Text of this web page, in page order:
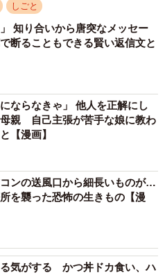
3/7
スクを数える（まるさん | IT×ビジネ
慣は、「1日の終わりに、先
。そんなことで本当に先送
信半疑になりながらも続き
しごと
」 知り合いから唐突なメッセー
断ることもできる賢い返信文と
にならなきゃ」 他人を正解にし
親 自己主張が苦手な娘に教わ
【漫画】
ンの送風口から細長いものが…
を襲った恐怖の生きもの【漫
気がする かつ丼ドカ食い、ハ